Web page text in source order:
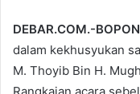
DEBAR.COM.-
dalam kekhusyukan
M. Thoyib Bin H.
Rangkaian acara